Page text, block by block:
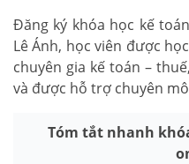
Đăng ký khóa học kế
Lê Ánh, học viên được
chuyên gia kế toán –
và được hỗ trợ chuyên
Tóm tắt nhanh